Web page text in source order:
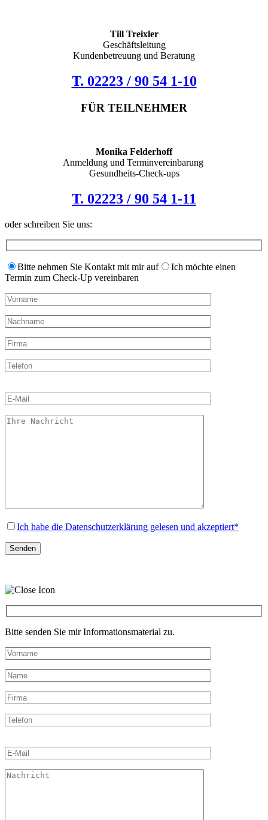
Till Treixler
Geschäftsleitung
Kundenbetreuung und Beratung
T. 02223 / 90 54 1-10
FÜR TEILNEHMER
Monika Felderhoff
Anmeldung und Terminvereinbarung
Gesundheits-Check-ups
T. 02223 / 90 54 1-11
oder schreiben Sie uns:
Bitte nehmen Sie Kontakt mit mir auf
Ich möchte einen
Termin zum Check-Up vereinbaren
lasse
Feld
Ich habe die Datenschutzerklärung gelesen und akzeptiert*
Bitte senden Sie mir Informationsmaterial zu.
lasse
Feld